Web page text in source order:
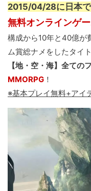
2015/04/28に日本
無料オンラインゲ
構成から10年と40億が
ム賞総ナメをしたタイト
【地・空・海】全ての
MMORPG ！
※基本プレイ無料+アイ